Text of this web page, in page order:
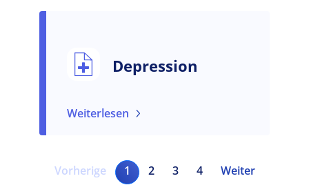
Depression
Weiterlesen
Vorherige Seite
Vorherige Aktuelle Seite
1 Seite
2 Seite
3 Seite
4 Nächste Seite
Weiter